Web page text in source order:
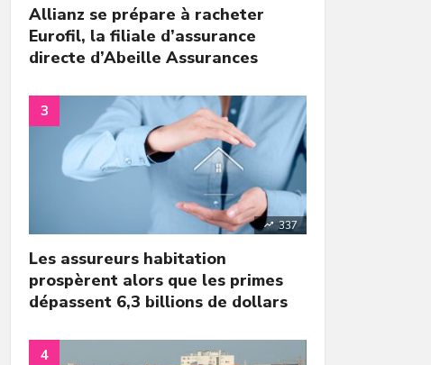
Allianz se prépare à racheter
Eurofil, la filiale d’assurance
directe d’Abeille Assurances
337
Les assureurs habitation
prospèrent alors que les primes
dépassent 6,3 billions de dollars